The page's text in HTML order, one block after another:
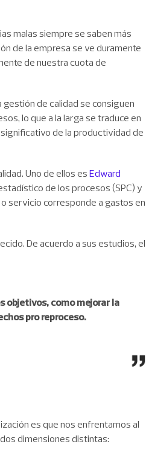
malas siempre se saben más
de la empresa se ve duramente
de nuestra cuota de
de calidad se consiguen
lo que a la larga se traduce en
de la productividad de
Uno de ellos es Edward
de los procesos (SPC) y
servicio corresponde a gastos en
De acuerdo a sus estudios, el
objetivos, como mejorar la
pro reproceso.
es que nos enfrentamos al
dimensiones distintas: